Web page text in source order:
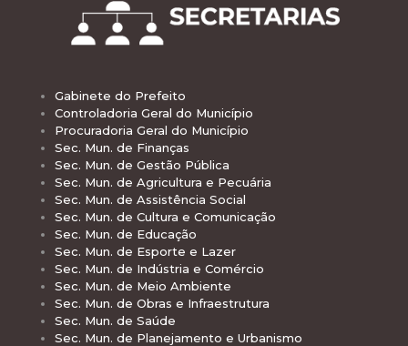
Gabinete do Prefeito
Controladoria Geral do Município
Procuradoria Geral do Município
Sec. Mun. de Finanças
Sec. Mun. de Gestão Pública
Sec. Mun. de Agricultura e Pecuária
Sec. Mun. de Assistência Social
Sec. Mun. de Cultura e Comunicação
Sec. Mun. de Educação
Sec. Mun. de Esporte e Lazer
Sec. Mun. de Indústria e Comércio
Sec. Mun. de Meio Ambiente
Sec. Mun. de Obras e Infraestrutura
Sec. Mun. de Saúde
Sec. Mun. de Planejamento e Urbanismo